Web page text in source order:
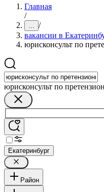
Главная
/
... /
вакансии в
юрисконсульт по
юрисконсульт по
Екатеринбург
Район